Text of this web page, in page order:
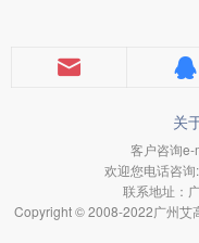
关
客户咨询
欢迎您电话咨
联系地址：
Copyright © 2008-2022广州艾